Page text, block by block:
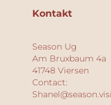
Kontakt
Season Ug
Am Bruxbaum 4a
41748 Viersen
Contact: